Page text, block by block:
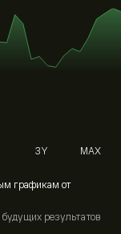
3Y MAX
графикам от
результатов